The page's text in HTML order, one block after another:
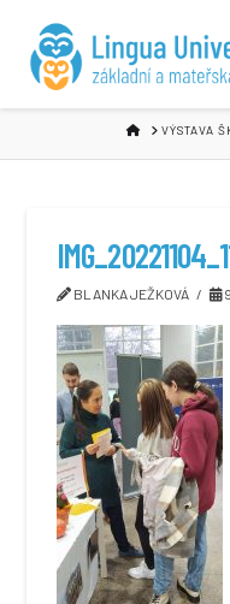
HOMEVÝSTAVA
BLANKA JEŽKOVÁ